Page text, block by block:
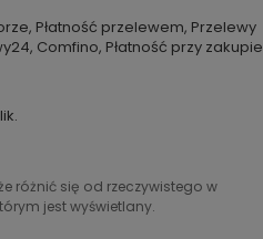
Płatność przelewem, Przelewy
Comfino, Płatność przy zakupie
różnić się od rzeczywistego w
jest wyświetlany.